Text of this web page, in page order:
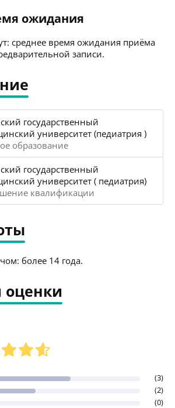
ожидания
среднее время ожидания приёма
записи.
государственный
университет (педиатрия )
образование
государственный
университет ( педиатрия)
квалификации
более 14 года.
(3)
(2)
(0)